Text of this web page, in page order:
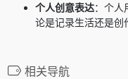
个人创意表达：个人
论是记录生活还是创
相关导航